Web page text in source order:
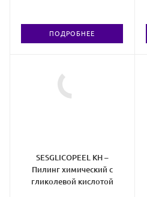
ПОДРОБНЕЕ
SESGLICOPEEL KH –
Пилинг химический с
гликолевой кислотой